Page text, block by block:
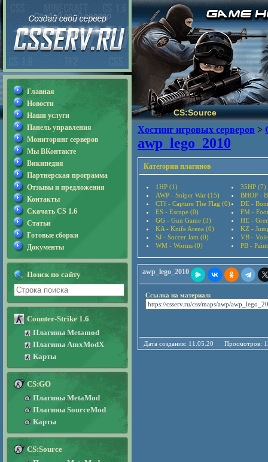
CS:Source
Хостинг игровых серверов >
awp_lego_2010
Категории плагинов
1HP (1)
35HP (7)
AWP - Sniper War (15)
BHOP -
CTf - Capture The Flag (0)
DE -
ES - Escape (0)
FM -
GG - Gun Game (3)
HE -
KA - Knife Arena (0)
KZ -
SJ - Soccer Jam (0)
VB -
WM - Worms (0)
PB -
awp_lego_2010
Ссылка на материал:
Дата создания: 11.05.20
Главная
Новости
Наши услуги
Панель управления
Мониторинг серверов
Мы ВКонтакте
Википедия
Партнерская программа
Отзывы и предложения
Контакты
Скачать CS 1.6
Статьи
Готовые сборки
Документы
Поиск по сайту
Counter-Strike 1.6
Плагины Metamod
Плагины AmxModX
Карты
CS:GO
Плагины MetaMod
Плагины SourceMod
Карты
CS:Source